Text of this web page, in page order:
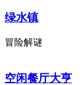
绿水镇
冒险解谜
空闲餐厅大亨